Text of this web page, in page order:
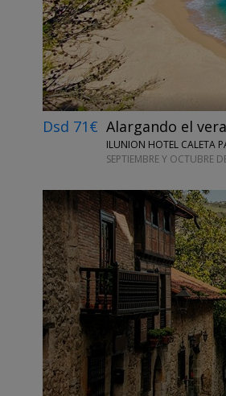
Dsd 71€ Alargando el
ILUNION HOTEL CALETA
SEPTIEMBRE Y OCTUBRE
←